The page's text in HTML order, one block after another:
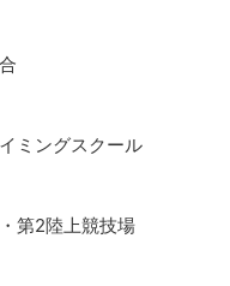
ミングスクール
第2陸上競技場